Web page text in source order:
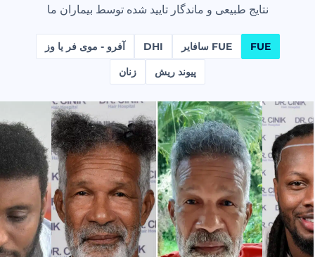
نتایج طبیعی و ماندگار تایید شده توسط بیماران ما
FUE FUE سافایر DHI
آفرو - موی فر یا وز
پیوند ریش
زنان